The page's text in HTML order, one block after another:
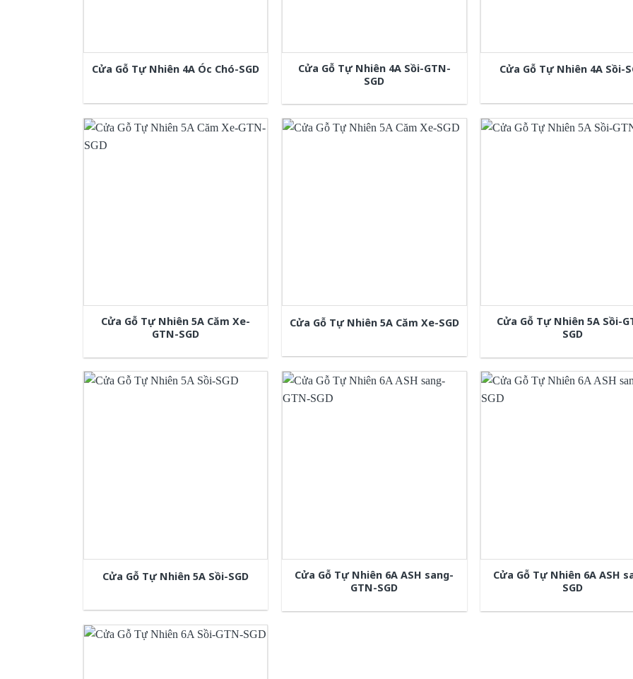
Cửa Gỗ Tự Nhiên 4A Óc Chó-SGD
Cửa Gỗ Tự Nhiên 4A Sồi-GTN-
SGD
Cửa Gỗ Tự Nhiên 4A Sồi-
Cửa Gỗ Tự Nhiên 5A Căm Xe-
GTN-SGD
Cửa Gỗ Tự Nhiên 5A Căm Xe-SGD
Cửa Gỗ Tự Nhiên 5A Sồi-
SGD
Cửa Gỗ Tự Nhiên 5A Sồi-SGD
Cửa Gỗ Tự Nhiên 6A ASH sang-
GTN-SGD
Cửa Gỗ Tự Nhiên 6A ASH
SGD